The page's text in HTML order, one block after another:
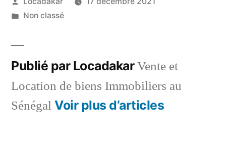
par
Publié
Non classé
Publié par LocadakarVente et
Location de biens Immobiliers au
Sénégal Voir plus d’articles